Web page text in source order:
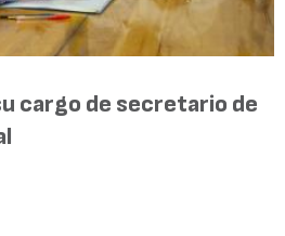
cargo de secretario de